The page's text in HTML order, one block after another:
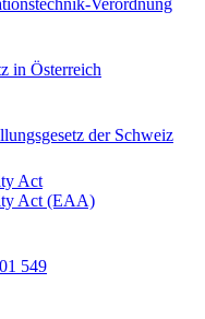
in Österreich
der Schweiz
Act
Act (EAA)
549